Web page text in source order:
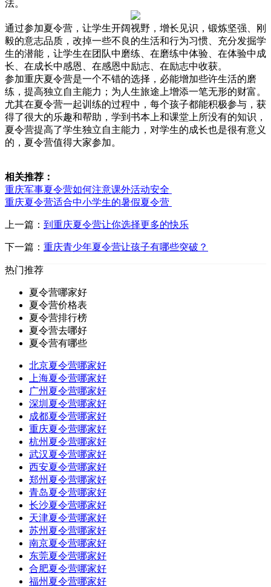
法。
通过参加夏令营，让学生开阔视野，增长见识，锻炼坚强、刚
毅的意志品质，改掉一些不良的生活和行为习惯、充分发掘学
生的潜能，让学生在团队中磨练、在磨练中体验、在体验中成
长、在成长中感恩、在感恩中励志、在励志中收获。
参加重庆夏令营是一个不错的选择，必能增加些许生活的磨
练，提高独立自主能力；为人生旅途上增添一笔无形的财富。
尤其在夏令营一起训练的过程中，每个孩子都能积极参与，获
得了很大的乐趣和帮助，学到书本上和课堂上所没有的知识，
夏令营提高了学生独立自主能力，对学生的成长也是很有意义
的，夏令营值得大家参加。
相关推荐：
重庆军事夏令营如何注意课外活动安全
重庆夏令营适合中小学生的暑假夏令营
上一篇： 到重庆夏令营让你选择更多的快乐
下一篇： 重庆青少年夏令营让孩子有哪些突破？
热门推荐
夏令营哪家好
夏令营价格表
夏令营排行榜
夏令营去哪好
夏令营有哪些
北京夏令营哪家好
上海夏令营哪家好
广州夏令营哪家好
深圳夏令营哪家好
成都夏令营哪家好
重庆夏令营哪家好
杭州夏令营哪家好
武汉夏令营哪家好
西安夏令营哪家好
郑州夏令营哪家好
青岛夏令营哪家好
长沙夏令营哪家好
天津夏令营哪家好
苏州夏令营哪家好
南京夏令营哪家好
东莞夏令营哪家好
合肥夏令营哪家好
福州夏令营哪家好